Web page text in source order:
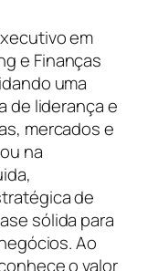
em
e Finanças
uma
de liderança e
mercados e
na
de
sólida para
Ao
o valor